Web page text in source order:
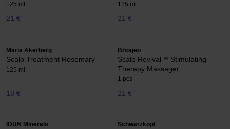
125 ml
21 €
125 ml
21 €
Maria Åkerberg
Scalp Treatment Rosemary
125 ml
18 €
Briogeo
Scalp Revival™ Stimulating
Therapy Massager
1 pcs
21 €
IDUN Minerals Schwarzkopf